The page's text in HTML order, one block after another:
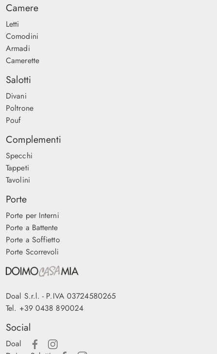
Camere
Letti
Comodini
Armadi
Camerette
Salotti
Divani
Poltrone
Pouf
Complementi
Specchi
Tappeti
Tavolini
Porte
Porte per Interni
Porte a Battente
Porte a Soffietto
Porte Scorrevoli
Doal S.r.l. - P.IVA 03724580265
Tel. +39 0438 890024
Social
Doal